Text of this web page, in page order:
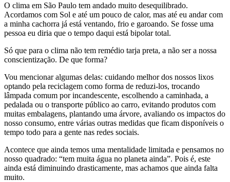
O clima em São Paulo tem andado muito desequilibrado.
Acordamos com Sol e até um pouco de calor, mas até eu andar com
a minha cachorra já está ventando, frio e garoando. Se fosse uma
pessoa eu diria que o tempo daqui está bipolar total.
Só que para o clima não tem remédio tarja preta, a não ser a nossa
conscientização. De que forma?
Vou mencionar algumas delas: cuidando melhor dos nossos lixos
optando pela reciclagem como forma de reduzi-los, trocando
lâmpada comum por incandescente, escolhendo a caminhada, a
pedalada ou o transporte público ao carro, evitando produtos com
muitas embalagens, plantando uma árvore, avaliando os impactos do
nosso consumo, entre várias outras medidas que ficam disponíveis o
tempo todo para a gente nas redes sociais.
Acontece que ainda temos uma mentalidade limitada e pensamos no
nosso quadrado: “tem muita água no planeta ainda”. Pois é, este
ainda está diminuindo drasticamente, mas achamos que ainda falta
muito.